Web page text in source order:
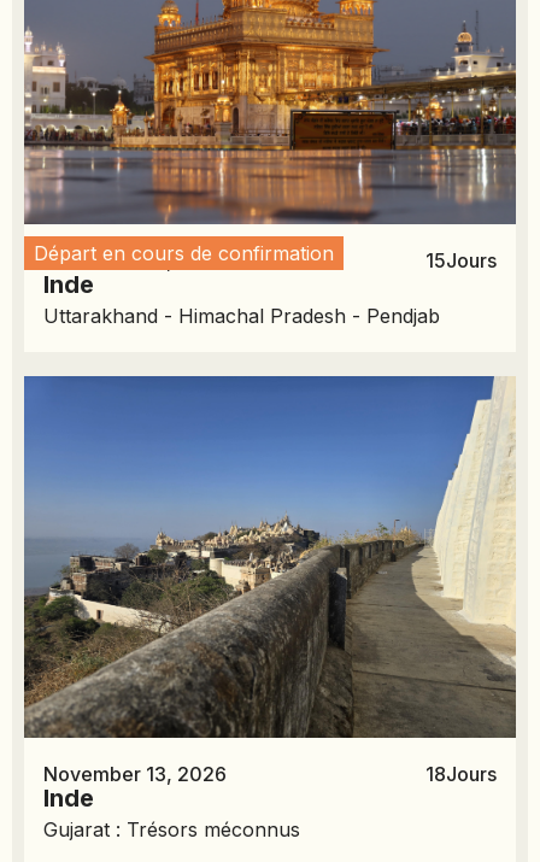
Départ en cours de confirmation
November 13, 2026 15Jours
Inde
Uttarakhand - Himachal Pradesh - Pendjab
November 13, 2026 18Jours
Inde
Gujarat : Trésors méconnus